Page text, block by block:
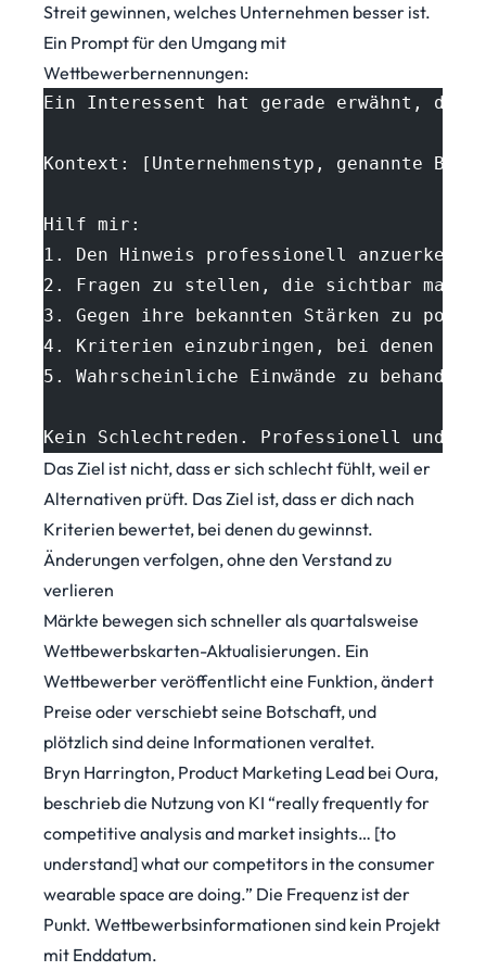
Streit gewinnen, welches Unternehmen besser ist.
Ein Prompt für den Umgang mit
Wettbewerbernennungen:
Ein Interessent hat gerade erwähnt,
Kontext: [Unternehmenstyp, genannte
Hilf mir:
1. Den Hinweis professionell
2. Fragen zu stellen, die sichtbar
3. Gegen ihre bekannten Stärken zu
4. Kriterien einzubringen, bei denen wir
5. Wahrscheinliche Einwände zu
Kein Schlechtreden. Professionell und
Das Ziel ist nicht, dass er sich schlecht fühlt, weil er
Alternativen prüft. Das Ziel ist, dass er dich nach
Kriterien bewertet, bei denen du gewinnst.
Änderungen verfolgen, ohne den Verstand zu
verlieren
Märkte bewegen sich schneller als quartalsweise
Wettbewerbskarten-Aktualisierungen. Ein
Wettbewerber veröffentlicht eine Funktion, ändert
Preise oder verschiebt seine Botschaft, und
plötzlich sind deine Informationen veraltet.
Bryn Harrington, Product Marketing Lead bei Oura,
beschriebdie Nutzung von KI “really frequently for
competitive analysis and market insights… [to
understand] what our competitors in the consumer
wearable space are doing.” Die Frequenz ist der
Punkt. Wettbewerbsinformationen sind kein Projekt
mit Enddatum.